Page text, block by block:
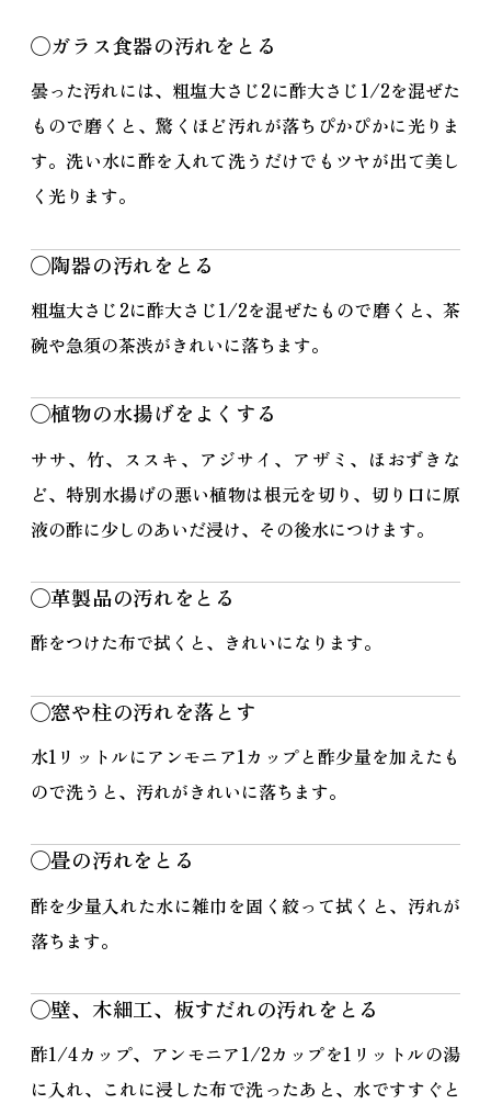
◯ガラス食器の汚れをとる
曇った汚れには、粗塩大さじ2に酢大さじ1/2を混ぜた
もので磨くと、驚くほど汚れが落ちぴかぴかに光りま
す。洗い水に酢を入れて洗うだけでもツヤが出て美し
く光ります。
◯陶器の汚れをとる
粗塩大さじ2に酢大さじ1/2を混ぜたもので磨くと、茶
碗や急須の茶渋がきれいに落ちます。
◯植物の水揚げをよくする
ササ、竹、ススキ、アジサイ、アザミ、ほおずきな
ど、特別水揚げの悪い植物は根元を切り、切り口に原
液の酢に少しのあいだ浸け、その後水につけます。
◯革製品の汚れをとる
酢をつけた布で拭くと、きれいになります。
◯窓や柱の汚れを落とす
水1リットルにアンモニア1カップと酢少量を加えたも
ので洗うと、汚れがきれいに落ちます。
◯畳の汚れをとる
酢を少量入れた水に雑巾を固く絞って拭くと、汚れが
落ちます。
◯壁、木細工、板すだれの汚れをとる
酢1/4カップ、アンモニア1/2カップを1リットルの湯
に入れ、これに浸した布で洗ったあと、水ですすぐと